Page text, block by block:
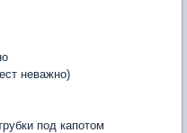
неважно)
под капотом